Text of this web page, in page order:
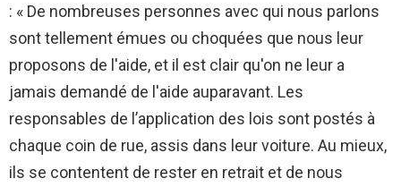
: « De nombreuses personnes avec qui nous parlons
sont tellement émues ou choquées que nous leur
proposons de l'aide, et il est clair qu'on ne leur a
jamais demandé de l'aide auparavant. Les
responsables de l’application des lois sont postés à
chaque coin de rue, assis dans leur voiture. Au mieux,
ils se contentent de rester en retrait et de nous